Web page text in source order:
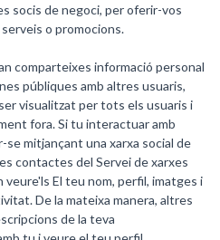
socis de negoci, per oferir-vos
o promocions.
comparteixes informació personal
públiques amb altres usuaris,
visualitzat per tots els usuaris i
fora. Si tu interactuar amb
mitjançant una xarxa social de
contactes del Servei de xarxes
El teu nom, perfil, imatges i
De la mateixa manera, altres
de la teva